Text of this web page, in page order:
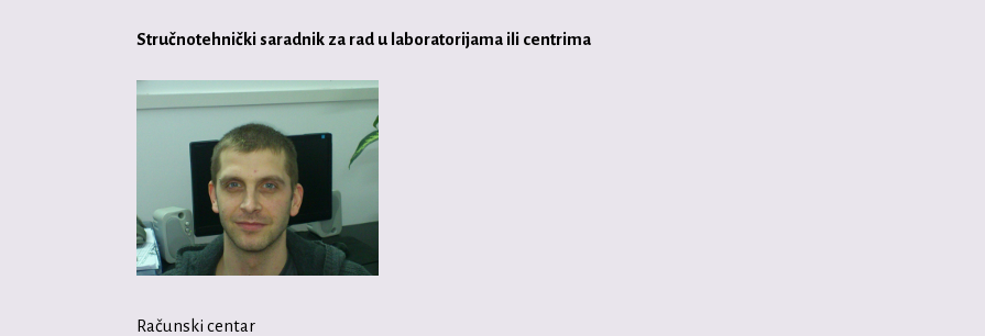
Stručnotehnički saradnik za rad u laboratorijama ili centrima
Računski centar